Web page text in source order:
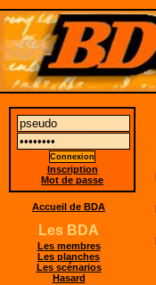
Inscription
Mot de passe
Accueil de BDA
Les BDA
Les membres
Les planches
Les scénarios
Hasard